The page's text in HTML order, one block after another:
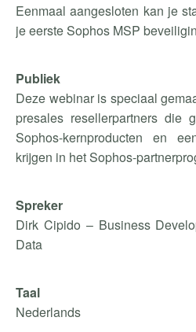
Eenmaal aangesloten kan je
je eerste Sophos MSP
Publiek
Deze webinar is speciaal
presales resellerpartners die
Sophos-kernproducten en
krijgen in het Sophos-
Spreker
Dirk Cipido – Business
Data
Taal
Nederlands